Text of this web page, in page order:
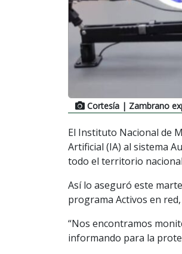
Cortesía | Zambrano
El Instituto Nacional de
Artificial (IA) al sistema
todo el territorio
Así lo aseguró este
programa Activos en
“Nos encontramos
informando para la